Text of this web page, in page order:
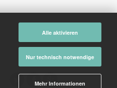
Alle aktivieren
Nur technisch notwendige
Mehr Informationen